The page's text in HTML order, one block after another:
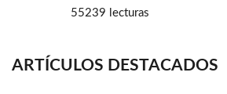
55239 lecturas
ARTÍCULOS DESTACADOS